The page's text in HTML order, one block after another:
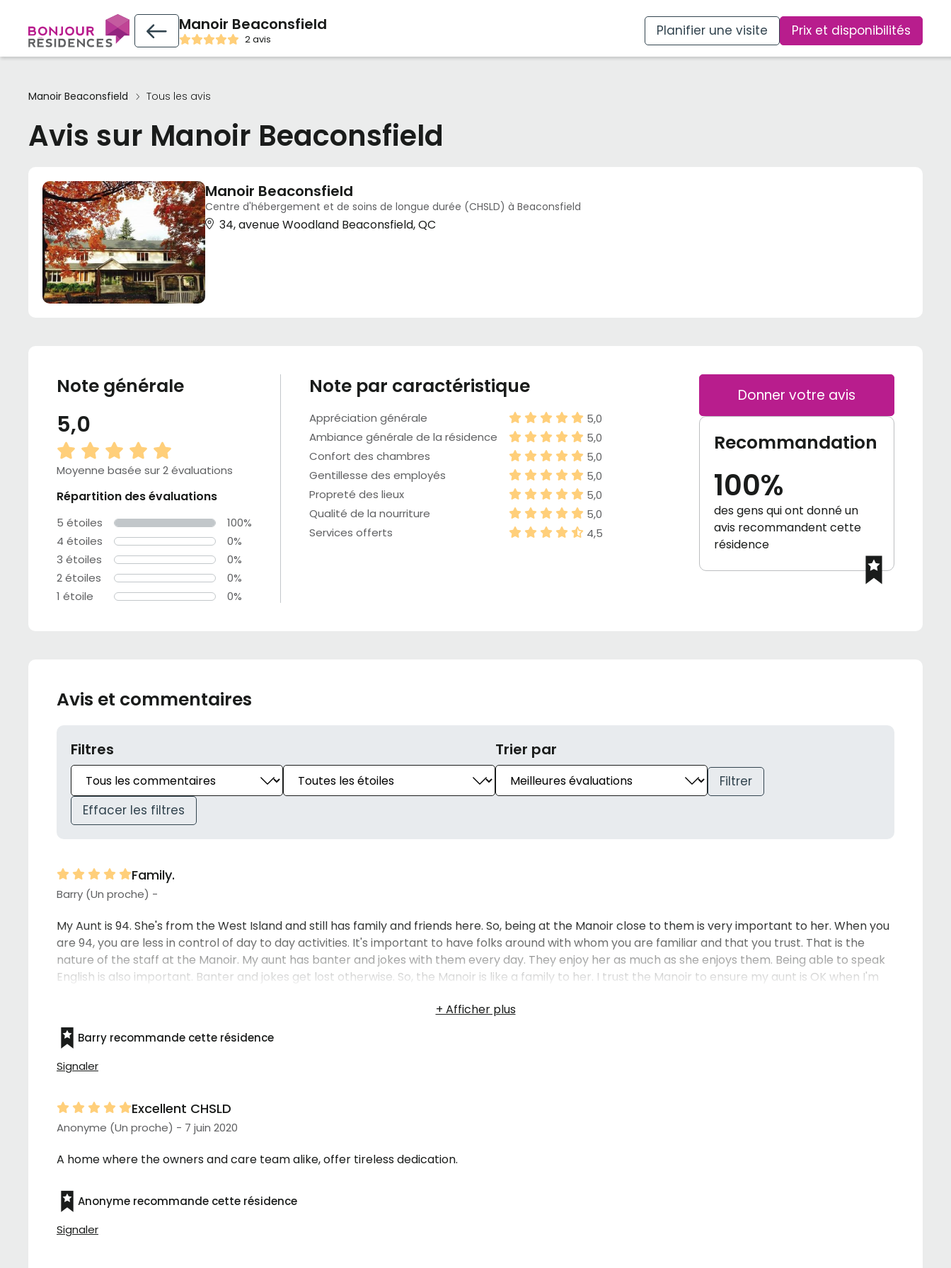
Manoir Beaconsfield
2 avis
Planifier une visite Prix et disponibilités
Manoir Beaconsfield Tous les avis
Avis sur Manoir Beaconsfield
Manoir Beaconsfield
Centre d'hébergement et de soins de longue durée (CHSLD) à Beaconsfield
34, avenue Woodland Beaconsfield, QC
Note générale
5,0
Moyenne basée sur 2 évaluations
Répartition des évaluations
5 étoiles
100%
4 étoiles
0%
3 étoiles
0%
2 étoiles
0%
1 étoile
0%
Note par caractéristique
Appréciation générale
5,0
Ambiance générale de la résidence
5,0
Confort des chambres
5,0
Gentillesse des employés
5,0
Propreté des lieux
5,0
Qualité de la nourriture
5,0
Services offerts
4,5
Donner votre avis
Recommandation
100%
des gens qui ont donné un
avis recommandent cette
résidence
Avis et commentaires
Filtres Trier par
Filtrer
Effacer les filtres
Family.
Barry (Un proche) -
My Aunt is 94. She's from the West Island and still has family and friends here. So, being at the Manoir close to them is very important to her. When you
are 94, you are less in control of day to day activities. It's important to have folks around with whom you are familiar and that you trust. That is the
nature of the staff at the Manoir. My aunt has banter and jokes with them every day. They enjoy her as much as she enjoys them. Being able to speak
English is also important. Banter and jokes get lost otherwise. So, the Manoir is like a family to her. I trust the Manoir to ensure my aunt is OK when I'm
Barry recommande cette résidence
Signaler
Excellent CHSLD
Anonyme (Un proche) - 7 juin 2020
A home where the owners and care team alike, offer tireless dedication.
Anonyme recommande cette résidence
Signaler